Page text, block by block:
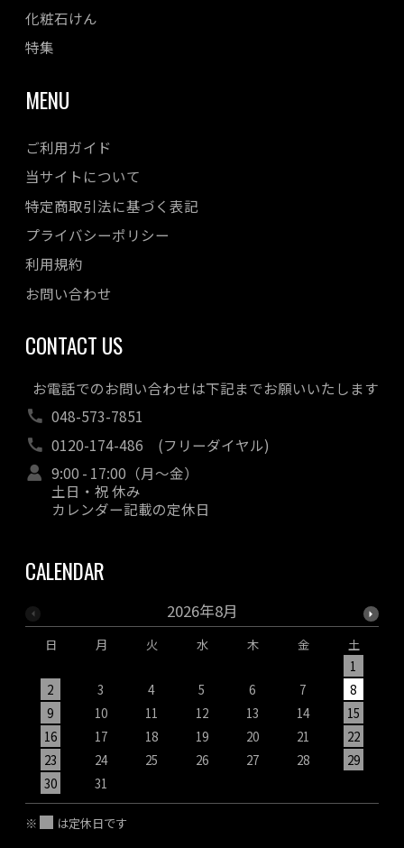
化粧石けん
特集
MENU
ご利用ガイド
当サイトについて
特定商取引法に基づく表記
プライバシーポリシー
利用規約
お問い合わせ
CONTACT US
お電話でのお問い合わせは下記までお願いいたします
048-573-7851
0120-174-486 (フリーダイヤル)
9:00 - 17:00（月～金）
土日・祝 休み
カレンダー記載の定休日
CALENDAR
2026年8月
日 月 火 水 木 金
土
1
2
3 4 5 6 7
8
9
10 11 12 13 14
15
16
17 18 19 20 21
22
23
24 25 26 27 28
29
30
31
※ は定休日です